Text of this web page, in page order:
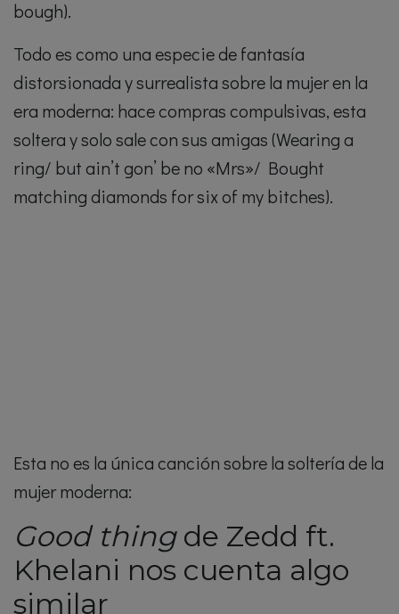
bough).
Todo es como una especie de fantasía
distorsionada y surrealista sobre la mujer en la
era moderna: hace compras compulsivas, esta
soltera y solo sale con sus amigas (Wearing a
ring/ but ain’t gon’ be no «Mrs»/ Bought
matching diamonds for six of my bitches).
Esta no es la única canción sobre la soltería de la
mujer moderna:
Good thing de Zedd ft.
Khelani nos cuenta algo
similar